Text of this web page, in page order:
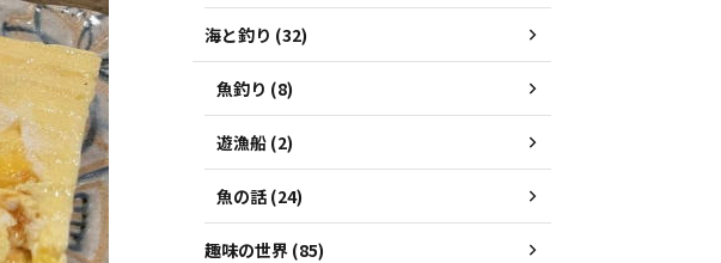
海と釣り (32)
魚釣り (8)
遊漁船 (2)
魚の話 (24)
趣味の世界 (85)